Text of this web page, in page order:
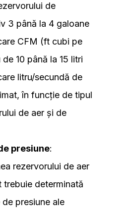
de
3 până la 4 galoane
CFM (ft cubi pe
10 până la 15 litri
litru/secundă de
în funcție de tipul
de aer și de
presiune:
rezervorului de aer
trebuie determinată
presiune ale